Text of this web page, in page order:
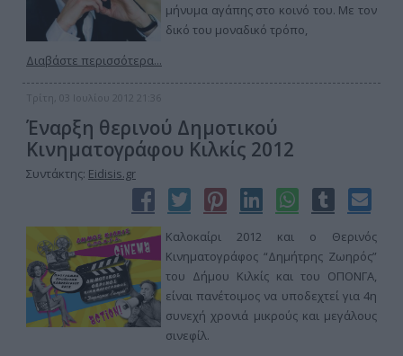
μήνυμα αγάπης στο κοινό του. Με τον
δικό του μοναδικό τρόπο,
Διαβάστε περισσότερα...
Τρίτη, 03 Ιουλίου 2012 21:36
Έναρξη θερινού Δημοτικού
Κινηματογράφου Κιλκίς 2012
Συντάκτης: Eidisis.gr
Καλοκαίρι 2012 και ο Θερινός
Κινηματογράφος “Δημήτρης Ζωηρός”
του Δήμου Κιλκίς και του ΟΠΟΝΓΑ,
είναι πανέτοιμος να υποδεχτεί για 4η
συνεχή χρονιά μικρούς και μεγάλους
σινεφίλ.